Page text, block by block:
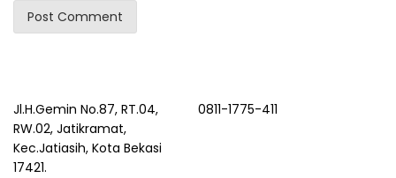
Jl.H.Gemin No.87, RT.04,
RW.02, Jatikramat,
Kec.Jatiasih, Kota Bekasi
17421.
0811-1775-411